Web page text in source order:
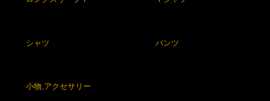
シャツ パンツ
小物,アクセサリー